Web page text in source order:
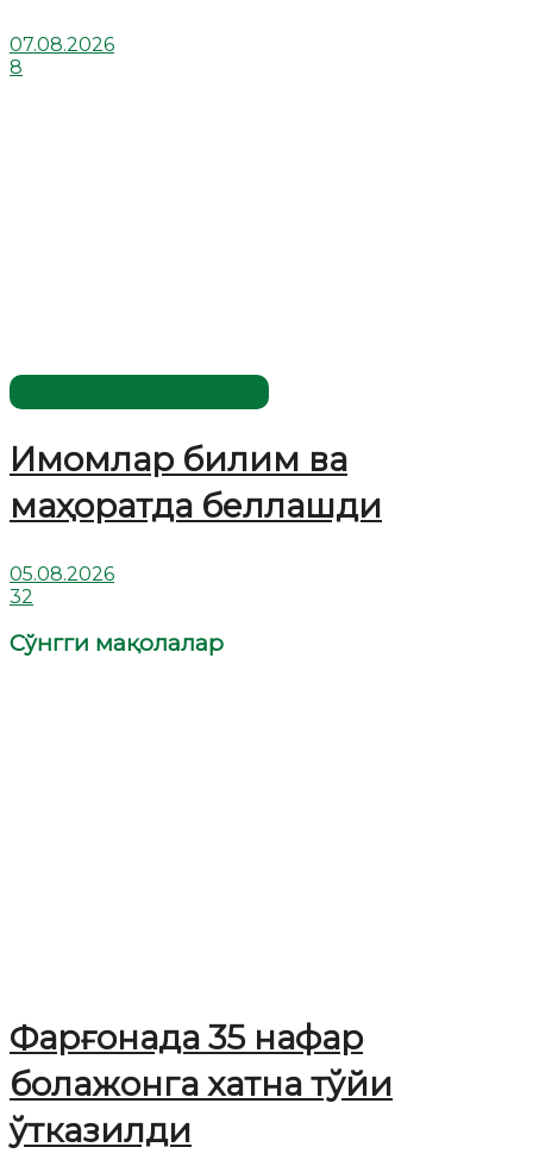
07.08.2026
8
Имомлар билим ва
маҳоратда беллашди
05.08.2026
32
Сўнгги мақолалар
Фарғонада 35 нафар
болажонга хатна тўйи
ўтказилди